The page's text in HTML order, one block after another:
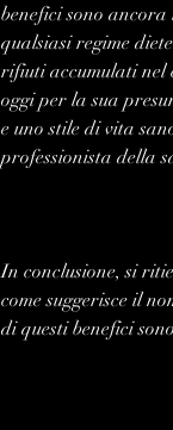
benefici sono
qualsiasi regime
rifiuti accumulati nel
oggi per la sua
e uno stile di vita
professionista della
In conclusione, si
come suggerisce il
di questi benefici